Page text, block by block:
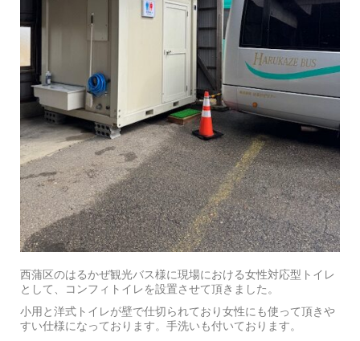
西蒲区のはるかぜ観光バス様に現場における女性対応型トイレ
として、コンフィトイレを設置させて頂きました。
小用と洋式トイレが壁で仕切られており女性にも使って頂きや
すい仕様になっております。手洗いも付いております。